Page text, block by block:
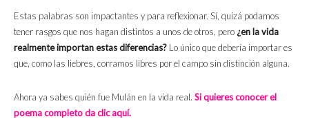
Estas palabras son impactantes y para reflexionar. Sí, quizá podamos
tener rasgos que nos hagan distintos a unos de otros, pero ¿en la vida
realmente importan estas diferencias? Lo único que debería importar es
que, como las liebres, corramos libres por el campo sin distinción alguna.
Ahora ya sabes quién fue Mulán en la vida real. Si quieres conocer el
poema completo da clic aquí.